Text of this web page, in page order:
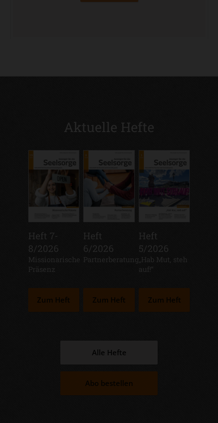
Aktuelle Hefte
Heft 7-
8/2026
:
Missionarische
Präsenz
Zum Heft
Heft
6/2026
:
Partnerberatung
Zum Heft
Heft
5/2026
:„Hab Mut, steh
auf!“
Zum Heft
Alle Hefte
Abo bestellen